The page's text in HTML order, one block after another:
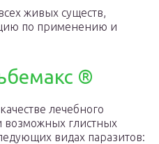
живых существ,
по применению и
®
лечебного
возможных глистных
видах паразитов: